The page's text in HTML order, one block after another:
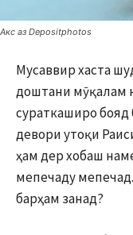
Акс аз Depositphotos
Мусаввир хаста
доштани мӯқалам
сураткаширо бояд
девори утоқи
ҳам дер хобаш
мепечаду
барҳам занад?